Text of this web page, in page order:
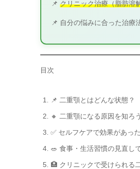
📌 クリニック治療（脂肪溶
📌 自分の悩みに合った治療
目次
📌 二重顎とはどんな状態？
🔸 二重顎になる原因を知ろう
✅ セルフケアで効果があっ
🥗 食事・生活習慣の見直し
🏥 クリニックで受けられる